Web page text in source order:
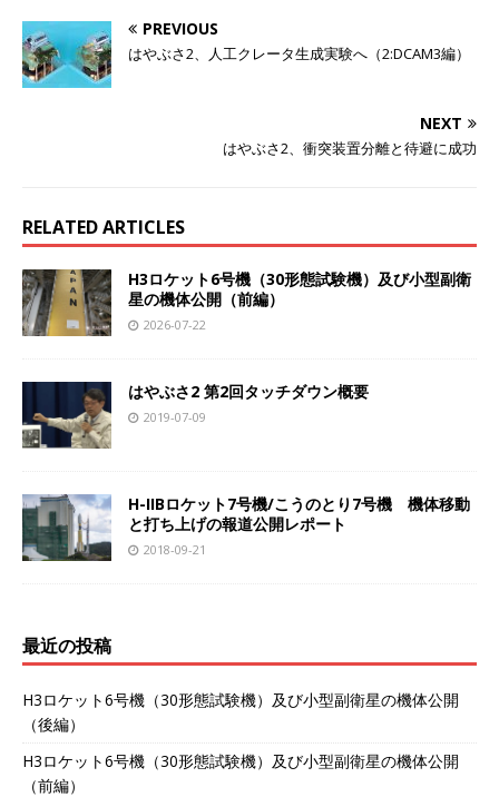
c
o
o
k
i
e
r
t n
PREVIOUS
はやぶさ2、人工クレータ生成実験へ（2:DCAM3編）
NEXT
はやぶさ2、衝突装置分離と待避に成功
RELATED ARTICLES
H3ロケット6号機（30形態試験機）及び小型副衛
星の機体公開（前編）
2026-07-22
はやぶさ2 第2回タッチダウン概要
2019-07-09
H-IIBロケット7号機/こうのとり7号機 機体移動
と打ち上げの報道公開レポート
2018-09-21
最近の投稿
H3ロケット6号機（30形態試験機）及び小型副衛星の機体公開
（後編）
H3ロケット6号機（30形態試験機）及び小型副衛星の機体公開
（前編）